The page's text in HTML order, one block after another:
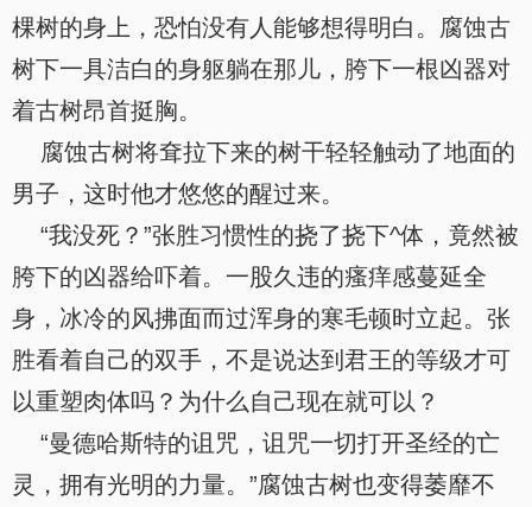
棵树的身上，恐怕没有人能够想得明白。腐蚀古
树下一具洁白的身躯躺在那儿，胯下一根凶器对
着古树昂首挺胸。
腐蚀古树将耷拉下来的树干轻轻触动了地面的
男子，这时他才悠悠的醒过来。
“我没死？”张胜习惯性的挠了挠下^体，竟然被
胯下的凶器给吓着。一股久违的瘙痒感蔓延全
身，冰冷的风拂面而过浑身的寒毛顿时立起。张
胜看着自己的双手，不是说达到君王的等级才可
以重塑肉体吗？为什么自己现在就可以？
“曼德哈斯特的诅咒，诅咒一切打开圣经的亡
灵，拥有光明的力量。”腐蚀古树也变得萎靡不